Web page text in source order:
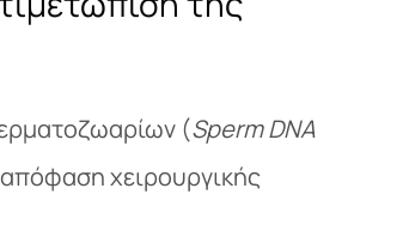
(Sperm DNA
χειρουργικής